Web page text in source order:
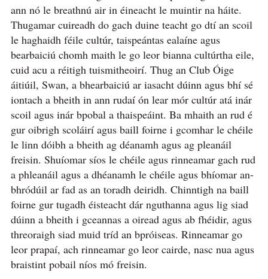
ann nó le breathnú air in éineacht le muintir na háite.
Thugamar cuireadh do gach duine teacht go dtí an scoil
le haghaidh féile cultúr, taispeántas ealaíne agus
bearbaiciú chomh maith le go leor bianna cultúrtha eile,
cuid acu a réitigh tuismitheoirí. Thug an Club Óige
áitiúil, Swan, a bhearbaiciú ar iasacht dúinn agus bhí sé
iontach a bheith in ann rudaí ón lear mór cultúr atá inár
scoil agus inár bpobal a thaispeáint. Ba mhaith an rud é
gur oibrigh scoláirí agus baill foirne i gcomhar le chéile
le linn dóibh a bheith ag déanamh agus ag pleanáil
freisin. Shuíomar síos le chéile agus rinneamar gach rud
a phleanáil agus a dhéanamh le chéile agus bhíomar an-
bhródúil ar fad as an toradh deiridh. Chinntigh na baill
foirne gur tugadh éisteacht dár nguthanna agus lig siad
dúinn a bheith i gceannas a oiread agus ab fhéidir, agus
threoraigh siad muid tríd an bpróiseas. Rinneamar go
leor prapaí, ach rinneamar go leor cairde, nasc nua agus
braistint pobail níos mó freisin.